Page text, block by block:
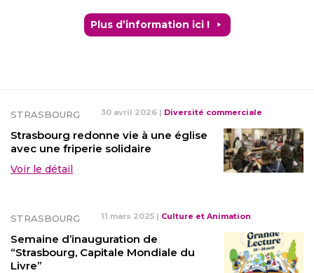
Plus d’information ici !
STRASBOURG 30 avril 2026 | Diversité commerciale
Strasbourg redonne vie à une église
avec une friperie solidaire
Voir le détail
STRASBOURG 11 mars 2025 | Culture et Animation
Semaine d’inauguration de
“Strasbourg, Capitale Mondiale du
Livre”